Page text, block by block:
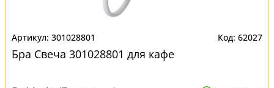
301028801 62027
Бра Свеча 301028801 для кафе